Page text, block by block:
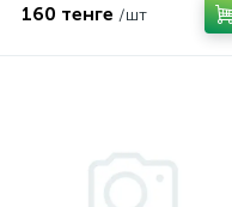
160 тенге /шт